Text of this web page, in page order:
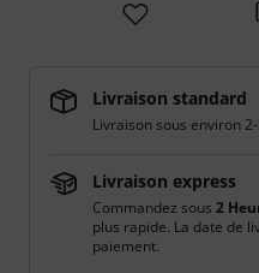
Livraison standard
Livraison sous environ
Livraison express
Commandez sous 2
plus rapide. La date de
paiement.